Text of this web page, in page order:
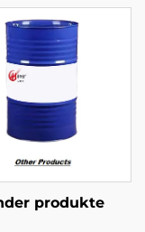
Produkte
produkte